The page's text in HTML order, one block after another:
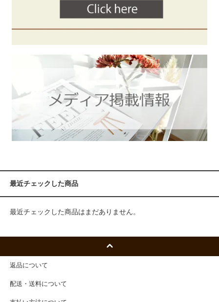
最近チェックした商品
最近チェックした商品はまだありません。
返品について
配送・送料について